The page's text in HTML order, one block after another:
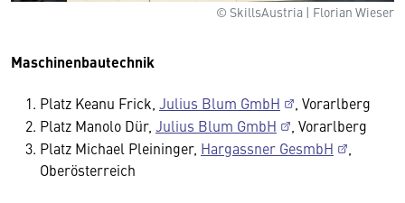
© SkillsAustria | Florian Wieser
Maschinenbautechnik
Platz Keanu Frick, Julius Blum GmbH
, Vorarlberg
Platz Manolo Dür, Julius Blum GmbH
, Vorarlberg
Platz Michael Pleininger, Hargassner GesmbH
Oberösterreich